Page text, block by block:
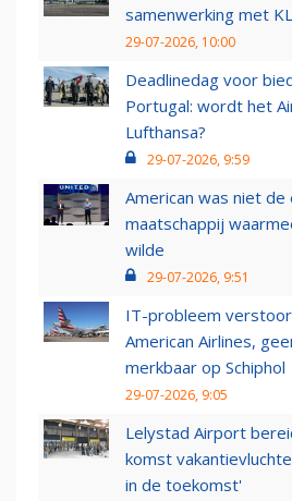
samenwerking met
29-07-2026, 10:00
Deadlinedag voor
Portugal: wordt het
Lufthansa?
29-07-2026, 9:59
American was niet de
maatschappij
wilde
29-07-2026, 9:51
IT-probleem
American Airlines,
merkbaar op Schiphol
29-07-2026, 9:05
Lelystad Airport
komst
in de toekomst'